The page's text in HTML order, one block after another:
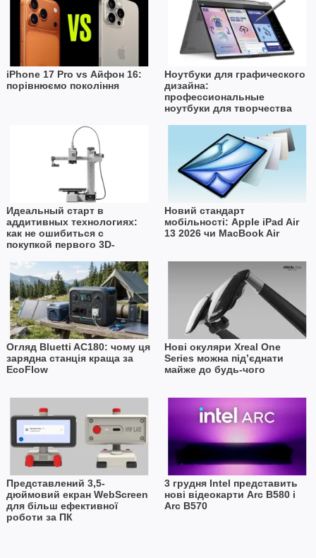
iPhone 17 Pro vs Айфон 16:
порівнюємо покоління
Ноутбуки для графического
дизайна:
профессиональные
ноутбуки для творчества
Идеальный старт в
аддитивных технологиях:
как не ошибиться с
покупкой первого 3D-
Новий стандарт
мобільності: Apple iPad Air
13 2026 чи MacBook Air
Огляд Bluetti AC180: чому ця
зарядна станція краща за
EcoFlow
Нові окуляри Xreal One
Series можна під’єднати
майже до будь-чого
Представлений 3,5-
дюймовий екран WebScreen
для більш ефективної
роботи за ПК
3 грудня Intel представить
нові відеокарти Arc B580 і
Arc B570